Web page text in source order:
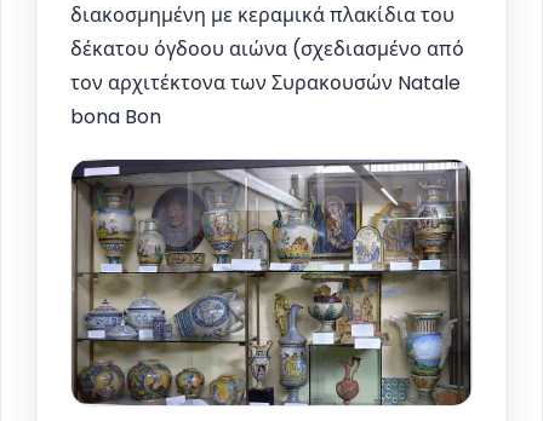
διακοσμημένη με κεραμικά πλακίδια του
δέκατου όγδοου αιώνα (σχεδιασμένο από
τον αρχιτέκτονα των Συρακουσών Natale
bona Bon